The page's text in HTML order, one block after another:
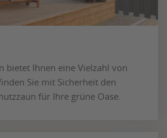
bietet Ihnen eine Vielzahl von
Sie mit Sicherheit den
für Ihre grüne Oase.